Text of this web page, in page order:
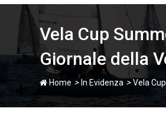
Vela Cup
Giornale della
Home > In Evidenza >Vela